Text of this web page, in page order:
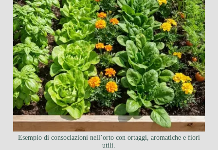
Esempio di consociazioni nell’orto con ortaggi, aromatiche e fiori
utili.